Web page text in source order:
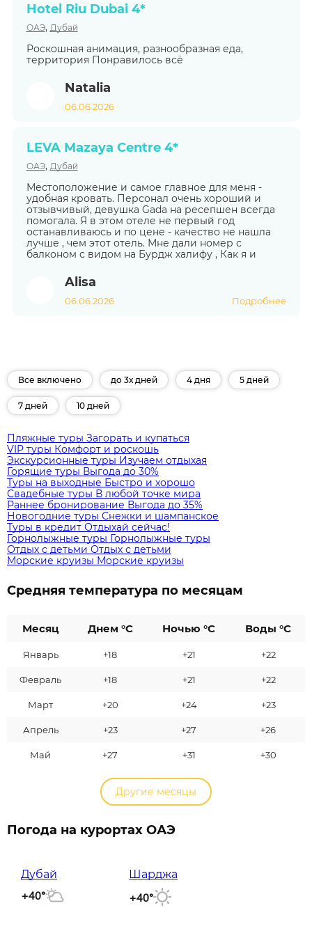
Hotel Riu Dubai 4*
ОАЭ, Дубай
Роскошная анимация, разнообразная еда,
территория Понравилось всё
Natalia
06.06.2026
LEVA Mazaya Centre 4*
ОАЭ, Дубай
Местоположение и самое главное для меня -
удобная кровать. Персонал очень хороший и
отзывчивый, девушка Gada на ресепшен всегда
помогала. Я в этом отеле не первый год
останавливаюсь и по цене - качество не нашла
лучше , чем этот отель. Мне дали номер с
балконом с видом на Бурдж халифу , Как я и
Alisa
06.06.2026 Подробнее
Все включено до 3х дней 4 дня 5 дней
7 дней 10 дней
Пляжные туры Загорать и купаться
VIP туры Комфорт и роскошь
Экскурсионные туры Изучаем отдыхая
Горящие туры Выгода до 30%
Туры на выходные Быстро и хорошо
Свадебные туры В любой точке мира
Раннее бронирование Выгода до 35%
Новогодние туры Снежки и шампанское
Туры в кредит Отдыхай сейчас!
Горнолыжные туры Горнолыжные туры
Отдых с детьми Отдых с детьми
Морские круизы Морские круизы
Средняя температура по месяцам
Месяц Днем °C Ночью °C Воды °C
Январь +18 +21 +22
Февраль +18 +21 +22
Март +20 +24 +23
Апрель +23 +27 +26
Май +27 +31 +30
Другие месяцы
Погода на курортах ОАЭ
Дубай
+40°
Шарджа
+40°